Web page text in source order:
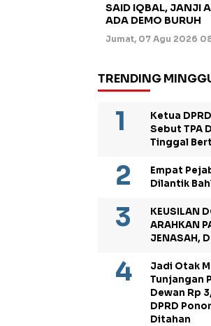
SAID IQBAL, JANJI
ADA DEMO BURUH
Jumat, 07 Agu 2026
TRENDING
Ketua
Sebut TPA
Tinggal
Empat
Dilantik
KEUSILAN
ARAHKAN
JENASAH,
Jadi Otak
Tunjangan
Dewan Rp
DPRD
Ditahan